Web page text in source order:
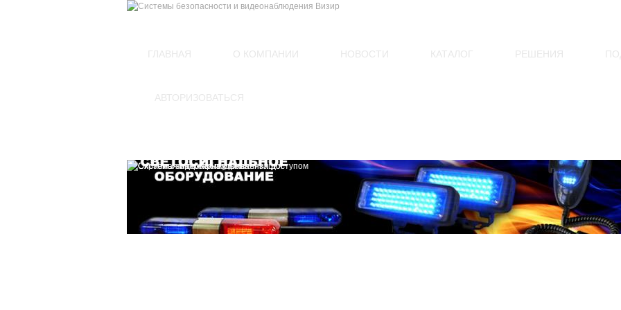
ГЛАВНАЯ О КОМПАНИИ НОВОСТИ КАТАЛОГ РЕШЕНИЯ
АВТОРИЗОВАТЬСЯ